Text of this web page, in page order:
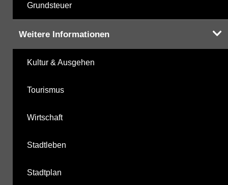
Grundsteuer
Weitere Informationen
Kultur & Ausgehen
Tourismus
Wirtschaft
Stadtleben
Stadtplan